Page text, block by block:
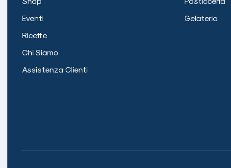
Eventi
Ricette
Chi Siamo
Assistenza Clienti
Gelateria